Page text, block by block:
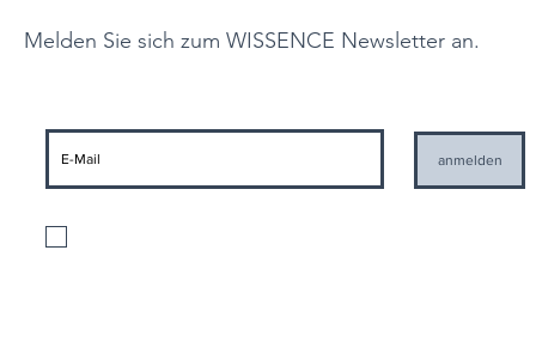
Melden Sie sich zum WISSENCE Newsletter an.
anmelden